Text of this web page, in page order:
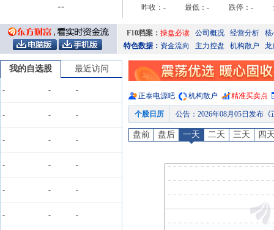
-- 昨收： - 最低： - 跌停： -
F10档案： 操盘必读 公司概况 经营分析
核
特色数据： 资金流向 主力控盘 机构散户 龙
我的自选股 最近访问
- - -
- - -
- - -
- - -
- - -
- - -
正泰电源吧 机构散户 精准买卖点
个股日历 公告 ： 2026年08月05日发布
股东增减持日：2026年08月01日公布2026
：
公告：2026年07月29日发布
公告：2026年07月20日发布
限售解禁日：2026年11月06
限售解禁日：2026年09月14
盘前 盘后 一天 二天 三天 四